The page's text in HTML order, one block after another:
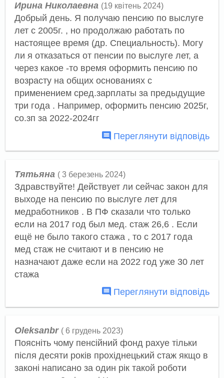
Ирина Николаевна (19 квітень 2024)
Добрый день. Я получаю пенсию по выслуге
лет с 2005г. , но продолжаю работать по
настоящее время (др. Специальность). Могу
ли я отказаться от пенсии по выслуге лет, а
через какое -то время оформить пенсию по
возрасту на общих основаниях с
применением сред.зарплаты за предыдущие
три года . Например, оформить пенсию 2025г,
со.зп за 2022-2024гг
Переглянути відповідь
Тятьяна ( 3 березень 2024)
Здравствуйте! Действует ли сейчас закон для
выходе на пенсию по выслуге лет для
медработников . В ПФ сказали что только
если на 2017 год был мед. стаж 26,6 . Если
ещё не было такого стажа , то с 2017 года
мед стаж не считают и в пенсию не
назначают даже если на 2022 год уже 30 лет
стажа
Переглянути відповідь
Oleksanbr ( 6 грудень 2023)
Пояснiть чому пенсiйний фонд рахуе тiльки
пiсля десяти рокiв прохiднецький стаж якщо в
законi написано за один рiк такой роботи